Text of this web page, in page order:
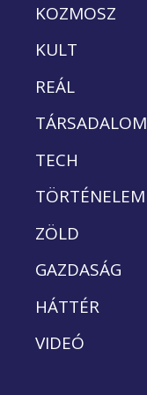
KOZMOSZ
KULT
REÁL
TÁRSADALOM
TECH
TÖRTÉNELEM
ZÖLD
GAZDASÁG
HÁTTÉR
VIDEÓ